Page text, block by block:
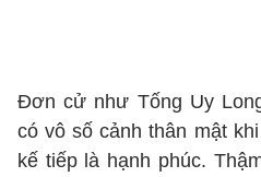
Đơn cử như Tống Uy
có vô số cảnh thân mật
kế tiếp là hạnh phúc.